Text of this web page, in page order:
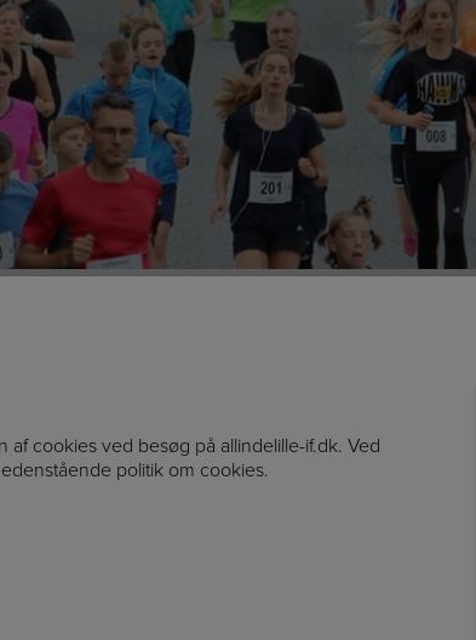
cookies ved besøg på allindelille-if.dk. Ved
politik om cookies.